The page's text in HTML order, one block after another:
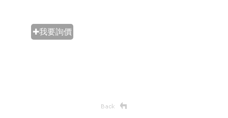
✚我要詢價